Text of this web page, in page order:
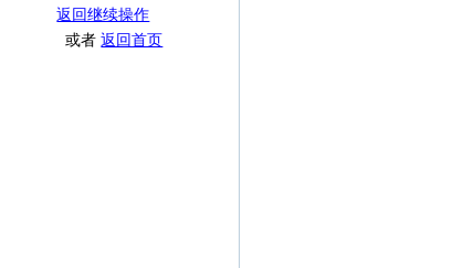
返回继续操作
或者返回首页